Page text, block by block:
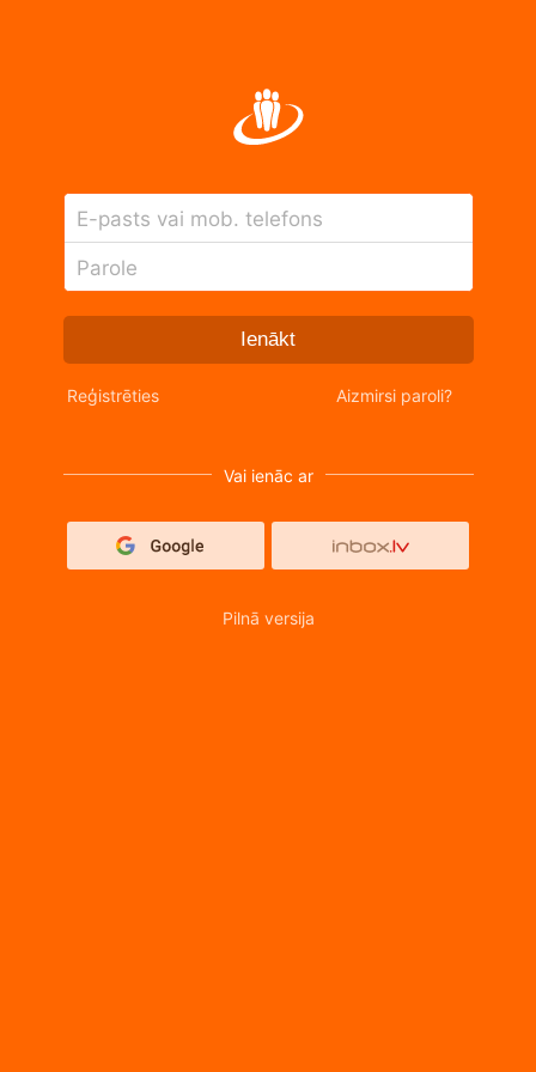
E-pasts vai mob. telefons
Parole
Ienākt
Reģistrēties Aizmirsi paroli?
Vai ienāc ar
Pilnā versija